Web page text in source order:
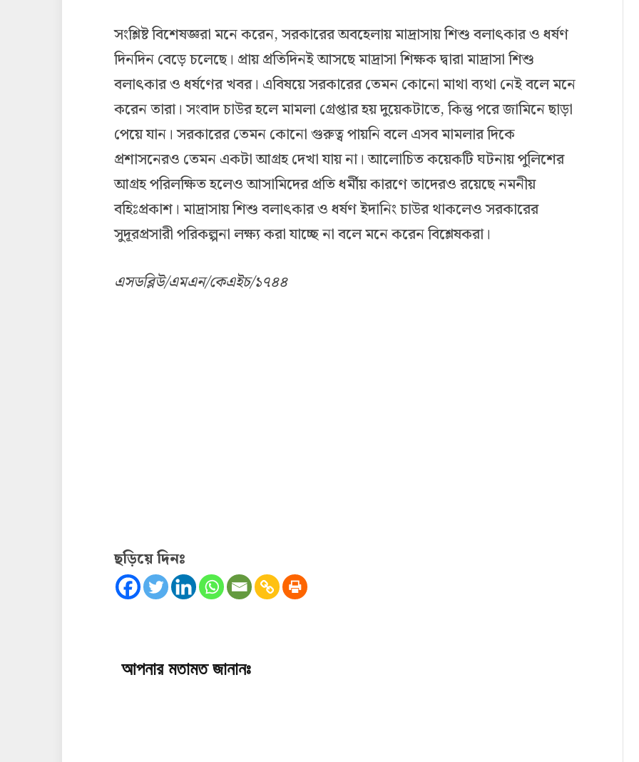
সংশ্লিষ্ট বিশেষজ্ঞরা মনে করেন, সরকারের অবহেলায় মাদ্রাসায় শিশু বলাৎকার ও ধর্ষণ
দিনদিন বেড়ে চলেছে। প্রায় প্রতিদিনই আসছে মাদ্রাসা শিক্ষক দ্বারা মাদ্রাসা শিশু
বলাৎকার ও ধর্ষণের খবর। এবিষয়ে সরকারের তেমন কোনো মাথা ব্যথা নেই বলে মনে
করেন তারা। সংবাদ চাউর হলে মামলা গ্রেপ্তার হয় দুয়েকটাতে, কিন্তু পরে জামিনে ছাড়া
পেয়ে যান। সরকারের তেমন কোনো গুরুত্ব পায়নি বলে এসব মামলার দিকে
প্রশাসনেরও তেমন একটা আগ্রহ দেখা যায় না। আলোচিত কয়েকটি ঘটনায় পুলিশের
আগ্রহ পরিলক্ষিত হলেও আসামিদের প্রতি ধর্মীয় কারণে তাদেরও রয়েছে নমনীয়
বহিঃপ্রকাশ। মাদ্রাসায় শিশু বলাৎকার ও ধর্ষণ ইদানিং চাউর থাকলেও সরকারের
সুদূরপ্রসারী পরিকল্পনা লক্ষ্য করা যাচ্ছে না বলে মনে করেন বিশ্লেষকরা।
এসডব্লিউ/এমএন/কেএইচ/১৭৪৪
ছড়িয়ে দিনঃ
আপনার মতামত জানানঃ